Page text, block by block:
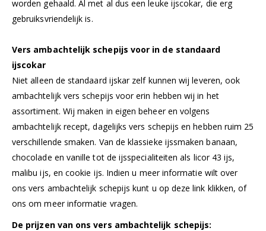
worden gehaald. Al met al dus een leuke ijscokar, die erg
gebruiksvriendelijk is.
Vers ambachtelijk schepijs voor in de standaard
ijscokar
Niet alleen de standaard ijskar zelf kunnen wij leveren, ook
ambachtelijk vers schepijs voor erin hebben wij in het
assortiment. Wij maken in eigen beheer en volgens
ambachtelijk recept, dagelijks vers schepijs en hebben ruim 25
verschillende smaken. Van de klassieke ijssmaken banaan,
chocolade en vanille tot de ijsspecialiteiten als licor 43 ijs,
malibu ijs, en cookie ijs. Indien u meer informatie wilt over
ons vers ambachtelijk schepijs kunt u op deze link klikken, of
ons om meer informatie vragen.
De prijzen van ons vers ambachtelijk schepijs: